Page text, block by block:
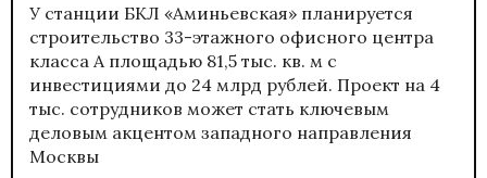
У станции БКЛ «Аминьевская» планируется
строительство 33-этажного офисного центра
класса А площадью 81,5 тыс. кв. м с
инвестициями до 24 млрд рублей. Проект на 4
тыс. сотрудников может стать ключевым
деловым акцентом западного направления
Москвы